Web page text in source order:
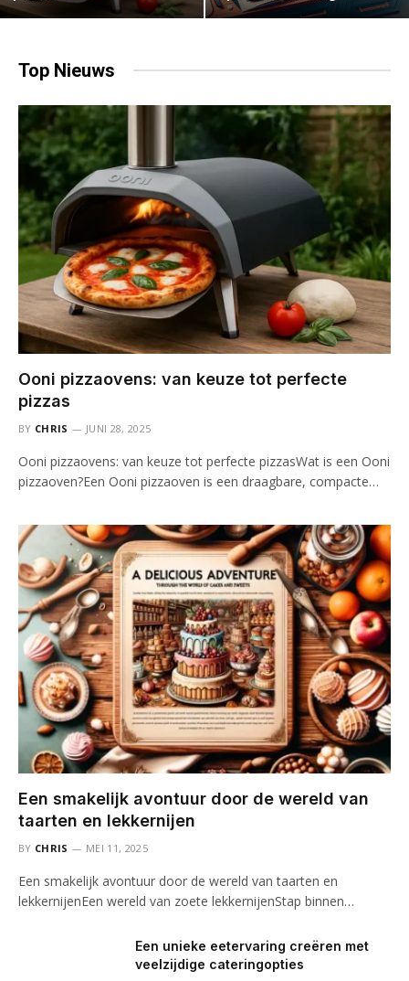
Top Nieuws
Ooni pizzaovens: van keuze tot perfecte
pizzas
BY CHRIS JUNI 28, 2025
Ooni pizzaovens: van keuze tot perfecte pizzasWat is een Ooni
pizzaoven?Een Ooni pizzaoven is een draagbare, compacte…
Een smakelijk avontuur door de wereld van
taarten en lekkernijen
BY CHRIS MEI 11, 2025
Een smakelijk avontuur door de wereld van taarten en
lekkernijenEen wereld van zoete lekkernijenStap binnen…
Een unieke eetervaring creëren met
veelzijdige cateringopties